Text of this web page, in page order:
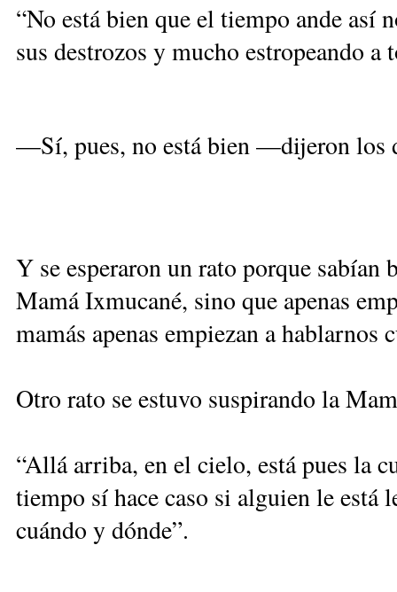
“No está bien que el tiempo ande así
sus destrozos y mucho estropeando a
—Sí, pues, no está bien —dijeron los
Y se esperaron un rato porque
Mamá Ixmucané, sino que apenas
mamás apenas empiezan a hablarnos
Otro rato se estuvo suspirando la
“Allá arriba, en el cielo, está pues la
tiempo sí hace caso si alguien le
cuándo y dónde”.